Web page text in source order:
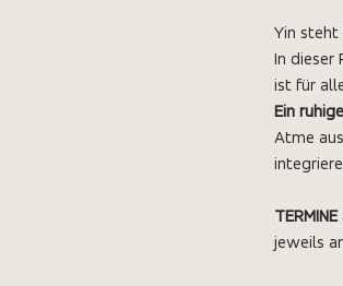
Yin steht
In
ist für
Ein
Atme
jeweils